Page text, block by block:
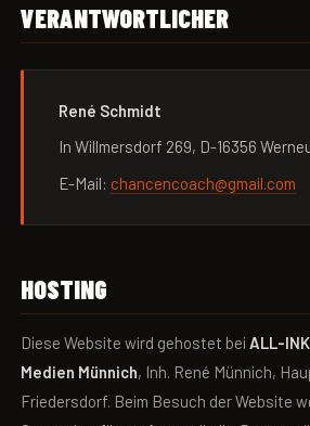
VERANTWORTLICHER
René Schmidt
In Willmersdorf 269, D-16356
E-Mail: chancencoach@gmail.com
HOSTING
Diese Website wird gehostet beiALL-
Medien Münnich, Inh. René Münnich,
Friedersdorf. Beim Besuch der Website